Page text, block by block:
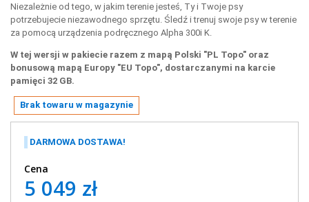
Niezależnie od tego, w jakim terenie jesteś, Ty i Twoje psy
potrzebujecie niezawodnego sprzętu. Śledź i trenuj swoje psy w terenie
za pomocą urządzenia podręcznego Alpha 300i K.
W tej wersji w pakiecie razem z mapą Polski "PL Topo" oraz
bonusową mapą Europy "EU Topo", dostarczanymi na karcie
pamięci 32 GB.
Brak towaru w magazynie
DARMOWA DOSTAWA!
Cena
5 049 zł